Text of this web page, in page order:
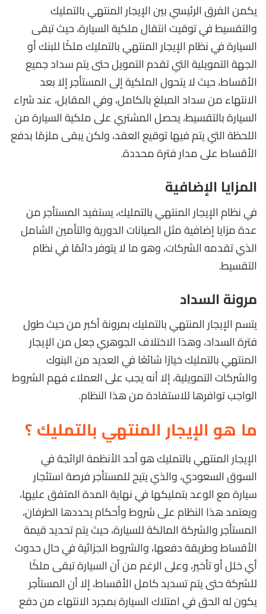
يكمن الفرق الرئيسي بين الإيجار المنتهي بالتمليك
والتقسيط في توقيت انتقال ملكية السيارة، حيث تبقى
السيارة في نظام الإيجار المنتهي بالتمليك ملكًا للبنك أو
الجهة التمويلية التي تقدم التمويل حتى يتم سداد جميع
الأقساط، حيث لا يتحول الملكية إلى المستأجر إلا بعد
الانتهاء من سداد المبلغ بالكامل، وفي المقابل، عند شراء
السيارة بالتقسيط، يحصل المشتري على ملكية السيارة من
اللحظة التي يتم فيها توقيع العقد، ولكن يبقى ملزمًا بدفع
الأقساط على مدار فترة محددة.
المزايا الإضافية
في نظام الإيجار المنتهي بالتمليك، يستفيد المستأجر من
عدة مزايا إضافية مثل الصيانات الدورية والتأمين الشامل
الذي تقدمه الشركات، وهو ما لا يتوفر دائمًا في نظام
التقسيط.
مرونة السداد
يتسم الإيجار المنتهي بالتمليك بمرونة أكبر من حيث طول
فترة السداد، وهذا الاختلاف الجوهري جعل من الإيجار
المنتهي بالتمليك خيارًا شائعًا في العديد من البنوك
والشركات التمويلية، إلا أنه يجب على العملاء فهم الشروط
الواجب توافرها للاستفادة من هذا النظام.
ما هو الإيجار المنتهي بالتمليك ؟
الإيجار المنتهي بالتمليك هو أحد الأنظمة الرائجة في
السوق السعودي، والذي يتيح للمستأجر فرصة استئجار
سيارة مع الوعد بتمليكها في نهاية المدة المتفق عليها،
ويعتمد هذا النظام على شروط وأحكام يحددها الطرفان،
المستأجر والشركة المالكة للسيارة، حيث يتم تحديد قيمة
الأقساط وطريقة دفعها، والشروط الجزائية في حال حدوث
أي خلل أو تأخير، وعلى الرغم من أن السيارة تبقى ملكًا
للشركة حتى يتم تسديد كامل الأقساط، إلا أن المستأجر
يكون له الحق في امتلاك السيارة بمجرد الانتهاء من دفع